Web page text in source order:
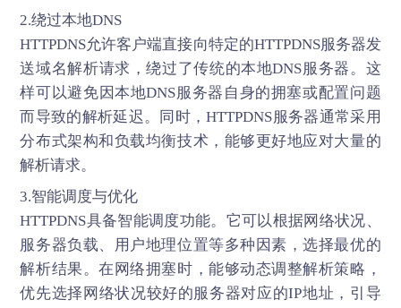
2.绕过本地DNS
HTTPDNS允许客户端直接向特定的HTTPDNS服务器发
送域名解析请求，绕过了传统的本地DNS服务器。这
样可以避免因本地DNS服务器自身的拥塞或配置问题
而导致的解析延迟。同时，HTTPDNS服务器通常采用
分布式架构和负载均衡技术，能够更好地应对大量的
解析请求。
3.智能调度与优化
HTTPDNS具备智能调度功能。它可以根据网络状况、
服务器负载、用户地理位置等多种因素，选择最优的
解析结果。在网络拥塞时，能够动态调整解析策略，
优先选择网络状况较好的服务器对应的IP地址，引导